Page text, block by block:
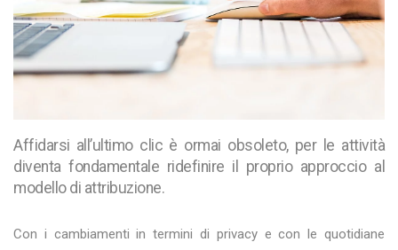
Affidarsi all’ultimo clic è ormai obsoleto, per le attività
diventa fondamentale ridefinire il proprio approccio al
modello di attribuzione.
Con i cambiamenti in termini di privacy e con le quotidiane